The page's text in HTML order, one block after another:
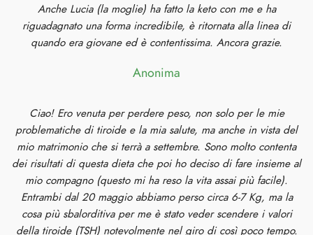
Anche Lucia (la moglie) ha fatto la keto con me e ha
riguadagnato una forma incredibile, è ritornata alla linea di
quando era giovane ed è contentissima. Ancora grazie.
Anonima
Ciao! Ero venuta per perdere peso, non solo per le mie
problematiche di tiroide e la mia salute, ma anche in vista del
mio matrimonio che si terrà a settembre. Sono molto contenta
dei risultati di questa dieta che poi ho deciso di fare insieme al
mio compagno (questo mi ha reso la vita assai più facile).
Entrambi dal 20 maggio abbiamo perso circa 6-7 Kg, ma la
cosa più sbalorditiva per me è stato veder scendere i valori
della tiroide (TSH) notevolmente nel giro di così poco tempo.